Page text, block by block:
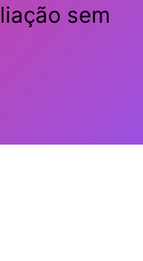
sem